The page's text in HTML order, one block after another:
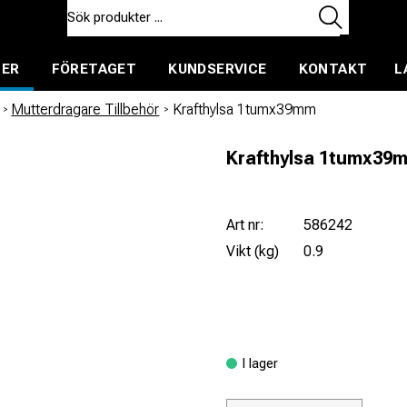
FÖRETAGET KUNDSERVICE KONTAKT
/ Mutterdragare Tillbehör / Krafthylsa 1tumx39mm
Krafthylsa
Art nr:
586242
Vikt (kg)
0.9
I lager